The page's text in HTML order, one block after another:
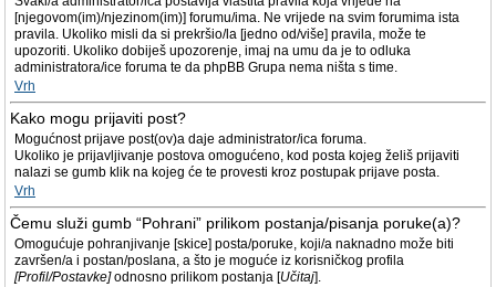
[njegovom(im)/njezinom(im)] forumu/ima. Ne vrijede na svim forumima ista
pravila. Ukoliko misli da si prekršio/la [jedno od/više] pravila, može te
upozoriti. Ukoliko dobiješ upozorenje, imaj na umu da je to odluka
administratora/ice foruma te da phpBB Grupa nema ništa s time.
Vrh
Kako mogu prijaviti post?
Mogućnost prijave post(ov)a daje administrator/ica foruma.
Ukoliko je prijavljivanje postova omogućeno, kod posta kojeg želiš prijaviti
nalazi se gumb klik na kojeg će te provesti kroz postupak prijave posta.
Vrh
Čemu služi gumb “Pohrani” prilikom postanja/pisanja poruke(a)?
Omogućuje pohranjivanje [skice] posta/poruke, koji/a naknadno može biti
završen/a i postan/poslana, a što je moguće iz korisničkog profila
[Profil/Postavke]odnosno prilikom postanja [Učitaj].